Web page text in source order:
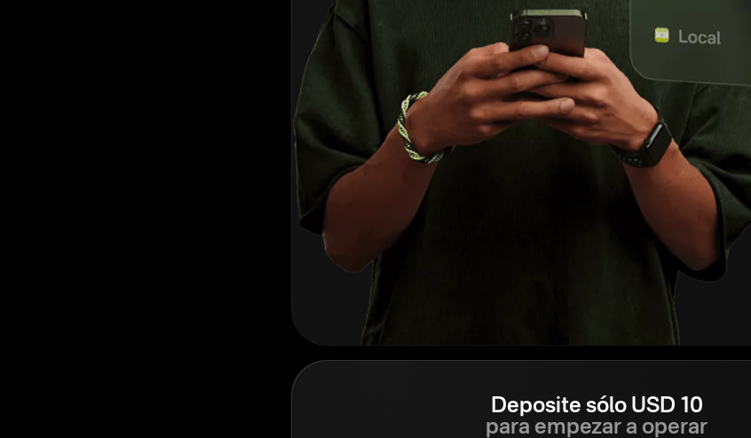
Deposite sólo USD 10
para empezar a operar